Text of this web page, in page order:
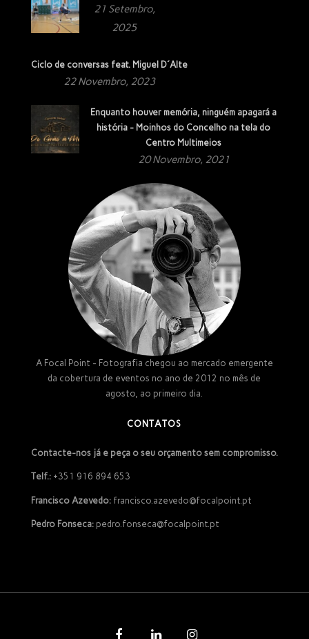
21 Setembro,
2025
Ciclo de conversas feat. Miguel D´Alte
22 Novembro, 2023
Enquanto houver memória, ninguém apagará a
história - Moinhos do Concelho na tela do
Centro Multimeios
20 Novembro, 2021
A Focal Point - Fotografia chegou ao mercado emergente
da cobertura de eventos no ano de 2012 no mês de
agosto, ao primeiro dia.
CONTATOS
Contacte-nos já e peça o seu orçamento sem compromisso.
Telf.:+351 916 894 653
Francisco Azevedo:francisco.azevedo@focalpoint.pt
Pedro Fonseca:pedro.fonseca@focalpoint.pt